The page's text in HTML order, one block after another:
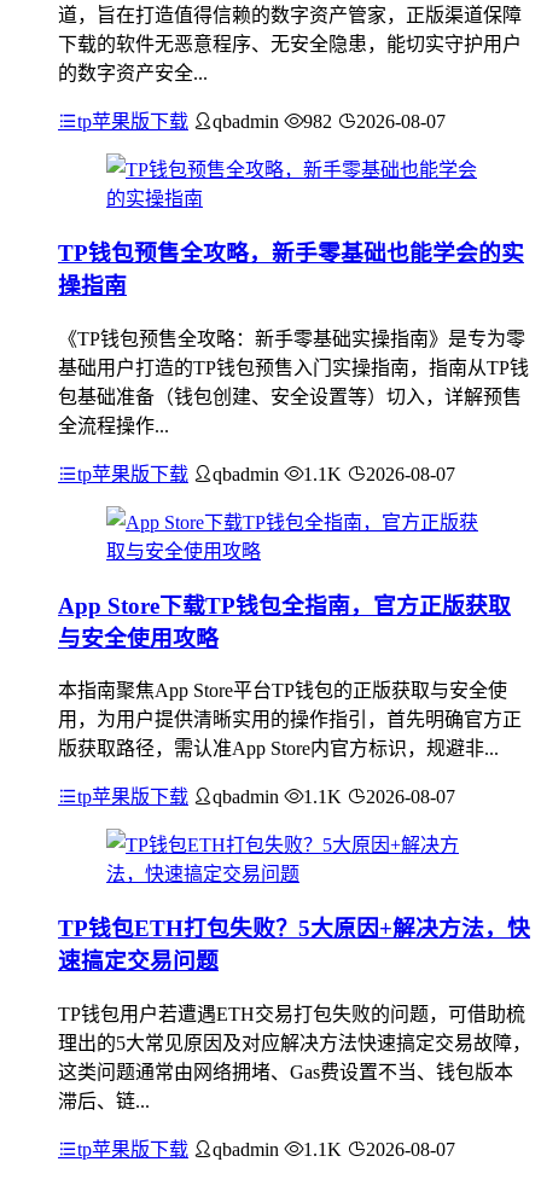
道，旨在打造值得信赖的数字资产管家，正版渠道保障
下载的软件无恶意程序、无安全隐患，能切实守护用户
的数字资产安全...
tp苹果版下载 qbadmin 982 2026-08-07
TP钱包预售全攻略，新手零基础也能学会的实
操指南
《TP钱包预售全攻略：新手零基础实操指南》是专为零
基础用户打造的TP钱包预售入门实操指南，指南从TP钱
包基础准备（钱包创建、安全设置等）切入，详解预售
全流程操作...
tp苹果版下载 qbadmin 1.1K 2026-08-07
App Store下载TP钱包全指南，官方正版获取
与安全使用攻略
本指南聚焦App Store平台TP钱包的正版获取与安全使
用，为用户提供清晰实用的操作指引，首先明确官方正
版获取路径，需认准App Store内官方标识，规避非...
tp苹果版下载 qbadmin 1.1K 2026-08-07
TP钱包ETH打包失败？5大原因+解决方法，快
速搞定交易问题
TP钱包用户若遭遇ETH交易打包失败的问题，可借助梳
理出的5大常见原因及对应解决方法快速搞定交易故障，
这类问题通常由网络拥堵、Gas费设置不当、钱包版本
滞后、链...
tp苹果版下载 qbadmin 1.1K 2026-08-07